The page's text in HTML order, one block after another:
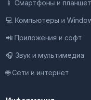
📱 Смартфоны и
💻 Компьютеры и
📲 Приложения и софт
🎧 Звук и мультимедиа
🌐 Сети и интернет